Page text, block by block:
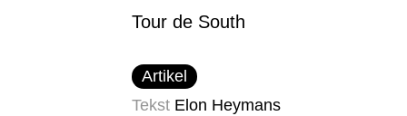
Tour de South
Artikel
Tekst Elon Heymans